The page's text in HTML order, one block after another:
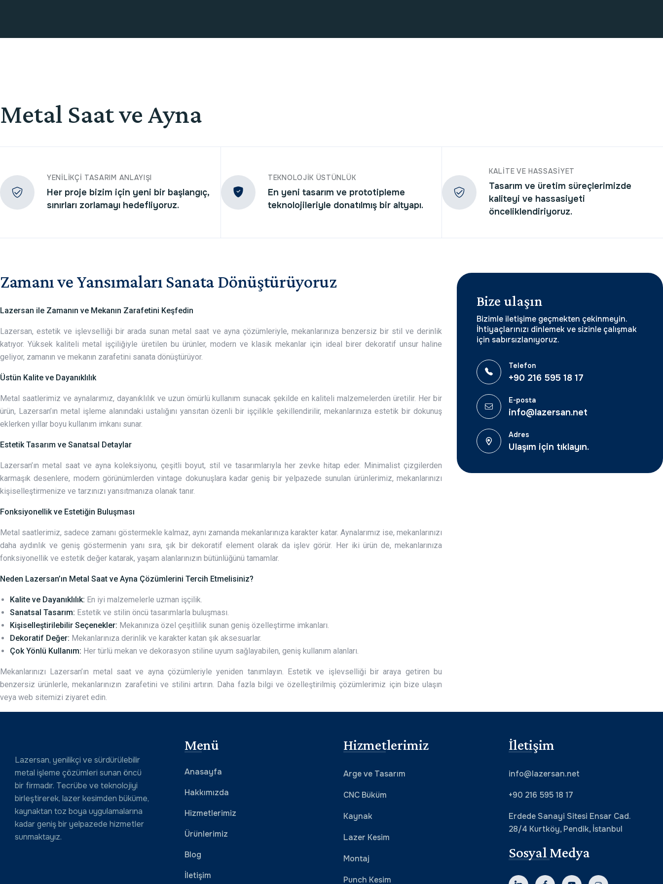
Metal Saat ve Ayna
YENILIKÇI TASARIM ANLAYIŞI
Her proje bizim için yeni bir başlangıç,
sınırları zorlamayı hedefliyoruz.
TEKNOLOJIK ÜSTÜNLÜK
En yeni tasarım ve prototipleme
teknolojileriyle donatılmış bir altyapı.
KALITE VE HASSASIYET
Tasarım ve üretim süreçlerimizde
kaliteyi ve hassasiyeti
önceliklendiriyoruz.
Zamanı ve Yansımaları Sanata Dönüştürüyoruz
Lazersan ile Zamanın ve Mekanın Zarafetini Keşfedin
Lazersan, estetik ve işlevselliği bir arada sunan metal saat ve ayna çözümleriyle, mekanlarınıza benzersiz bir stil ve derinlik
katıyor. Yüksek kaliteli metal işçiliğiyle üretilen bu ürünler, modern ve klasik mekanlar için ideal birer dekoratif unsur haline
geliyor, zamanın ve mekanın zarafetini sanata dönüştürüyor.
Üstün Kalite ve Dayanıklılık
Metal saatlerimiz ve aynalarımız, dayanıklılık ve uzun ömürlü kullanım sunacak şekilde en kaliteli malzemelerden üretilir. Her bir
ürün, Lazersan’ın metal işleme alanındaki ustalığını yansıtan özenli bir işçilikle şekillendirilir, mekanlarınıza estetik bir dokunuş
eklerken yıllar boyu kullanım imkanı sunar.
Estetik Tasarım ve Sanatsal Detaylar
Lazersan’ın metal saat ve ayna koleksiyonu, çeşitli boyut, stil ve tasarımlarıyla her zevke hitap eder. Minimalist çizgilerden
karmaşık desenlere, modern görünümlerden vintage dokunuşlara kadar geniş bir yelpazede sunulan ürünlerimiz, mekanlarınızı
kişiselleştirmenize ve tarzınızı yansıtmanıza olanak tanır.
Fonksiyonellik ve Estetiğin Buluşması
Metal saatlerimiz, sadece zamanı göstermekle kalmaz, aynı zamanda mekanlarınıza karakter katar. Aynalarımız ise, mekanlarınızı
daha aydınlık ve geniş göstermenin yanı sıra, şık bir dekoratif element olarak da işlev görür. Her iki ürün de, mekanlarınıza
fonksiyonellik ve estetik değer katarak, yaşam alanlarınızın bütünlüğünü tamamlar.
Neden Lazersan’ın Metal Saat ve Ayna Çözümlerini Tercih Etmelisiniz?
Kalite ve Dayanıklılık: En iyi malzemelerle uzman işçilik.
Sanatsal Tasarım: Estetik ve stilin öncü tasarımlarla buluşması.
Kişiselleştirilebilir Seçenekler: Mekanınıza özel çeşitlilik sunan geniş özelleştirme imkanları.
Dekoratif Değer: Mekanlarınıza derinlik ve karakter katan şık aksesuarlar.
Çok Yönlü Kullanım: Her türlü mekan ve dekorasyon stiline uyum sağlayabilen, geniş kullanım alanları.
Mekanlarınızı Lazersan’ın metal saat ve ayna çözümleriyle yeniden tanımlayın. Estetik ve işlevselliği bir araya getiren bu
benzersiz ürünlerle, mekanlarınızın zarafetini ve stilini artırın. Daha fazla bilgi ve özelleştirilmiş çözümlerimiz için bize ulaşın
veya web sitemizi ziyaret edin.
Bize ulaşın
Bizimle iletişime geçmekten çekinmeyin.
İhtiyaçlarınızı dinlemek ve sizinle çalışmak
için sabırsızlanıyoruz.
Telefon
+90 216 595 18 17
E-posta
info@lazersan.net
Adres
Ulaşım için tıklayın.
Lazersan, yenilikçi ve sürdürülebilir
metal işleme çözümleri sunan öncü
bir firmadır. Tecrübe ve teknolojiyi
birleştirerek, lazer kesimden büküme,
kaynaktan toz boya uygulamalarına
kadar geniş bir yelpazede hizmetler
sunmaktayız.
Menü
Anasayfa
Hakkımızda
Hizmetlerimiz
Ürünlerimiz
Blog
İletişim
Hizmetlerimiz
Arge ve Tasarım
CNC Büküm
Kaynak
Lazer Kesim
Montaj
Punch Kesim
İletişim
info@lazersan.net
+90 216 595 18 17
Erdede Sanayi Sitesi Ensar Cad.
28/4 Kurtköy, Pendik, İstanbul
Sosyal Medya